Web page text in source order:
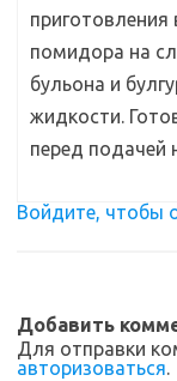
помидора на
бульона и
жидкости.
перед подачей
Войдите, чтобы
Добавить
Для отправки
авторизоваться.